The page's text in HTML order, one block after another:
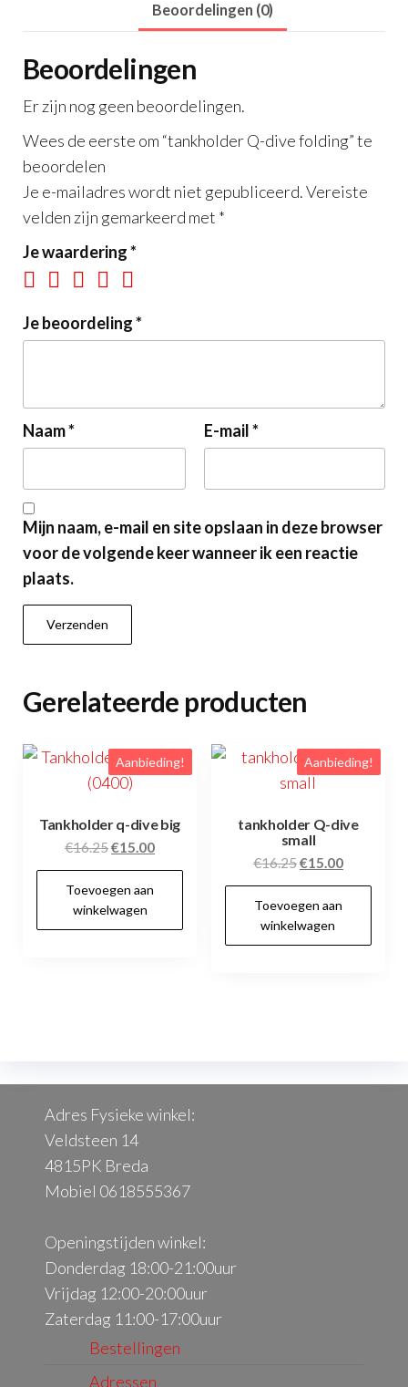
Beoordelingen (0)
Beoordelingen
Er zijn nog geen beoordelingen.
Wees de eerste om “tankholder Q-dive folding” te
beoordelen
Je e-mailadres wordt niet gepubliceerd.Vereiste
velden zijn gemarkeerd met *
Je waardering*
Je beoordeling*
Naam* E-mail*
Mijn naam, e-mail en site opslaan in deze browser
voor de volgende keer wanneer ik een reactie
plaats.
Gerelateerde producten
Aanbieding!
Tankholder q-dive big
€16.25Oorspronkelijke
prijs
was:
€16.25.
€15.00Huidige
prijs
Toevoegen aan
winkelwagen
Aanbieding!
tankholder Q-dive
small
€16.25Oorspronkelijke
prijs
was:
€16.25.
€15.00Huidige
prijs
Toevoegen aan
winkelwagen
Adres Fysieke winkel:
Veldsteen 14
4815PK Breda
Mobiel 0618555367
Openingstijden winkel:
Donderdag 18:00-21:00uur
Vrijdag 12:00-20:00uur
Zaterdag 11:00-17:00uur
Bestellingen
Adressen